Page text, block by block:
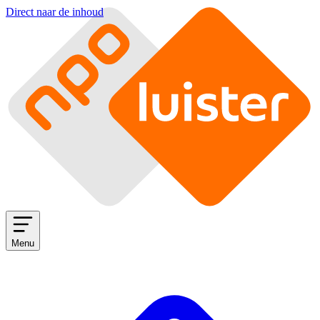
Direct naar de inhoud
Menu